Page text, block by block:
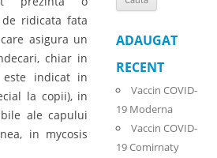
ridicata fata
asigura un
chiar in
este indicat in
la copii), in
ale capului
in mycosis
ADAUGAT
RECENT
Vaccin COVID-
19 Moderna
Vaccin COVID-
19 Comirnaty